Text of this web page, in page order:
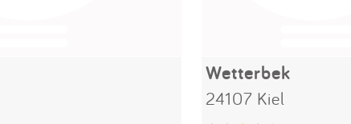
Wetterbek
24107 Kiel